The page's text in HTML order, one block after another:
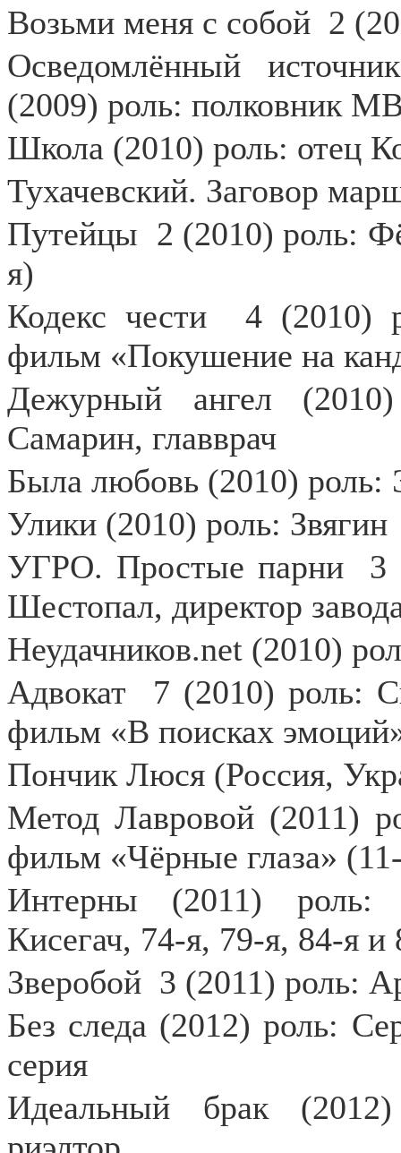
Возьми меня с собой 2
Осведомлённый
(2009) роль: полковник
Школа (2010) роль: отец
Тухачевский. Заговор
Путейцы 2 (2010) роль:
я)
Кодекс чести
4 (2010)
фильм «Покушение на
Дежурный ангел
Самарин, главврач
Была любовь (2010) роль:
Улики (2010) роль: Звягин
УГРО. Простые парни
3
Шестопал, директор
Неудачников.net (2010)
Адвокат
7 (2010) роль:
фильм «В поисках
Пончик Люся (Россия,
Метод Лавровой (2011)
фильм «Чёрные глаза»
Интерны (2011) роль:
Кисегач, 74-я, 79-я, 84-я и
Зверобой 3 (2011) роль:
Без следа (2012) роль:
серия
Идеальный брак